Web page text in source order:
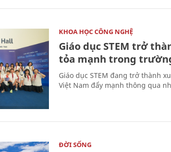
KHOA HỌC CÔNG NGHỆ
Giáo dục STEM trở
tỏa mạnh trong
Giáo dục STEM đang trở thành
Việt Nam đẩy mạnh thông qua
ĐỜI SỐNG